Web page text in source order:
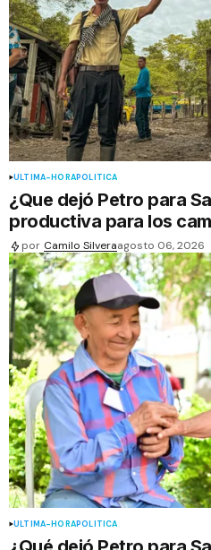
ÚLTIMA-HORAPOLÍTICA
¿Que dejó Petro para
productiva para los
por Camilo Silveraagosto 06, 2026
ÚLTIMA-HORAPOLÍTICA